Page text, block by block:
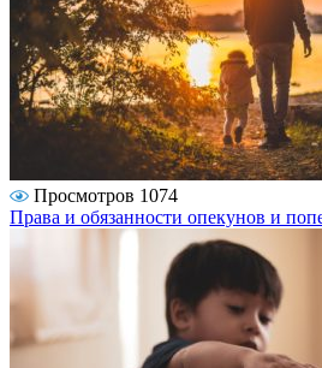
Просмотров 1074
Права и обязанности опекунов и